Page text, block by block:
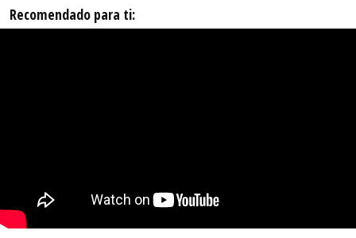
Recomendado para ti: